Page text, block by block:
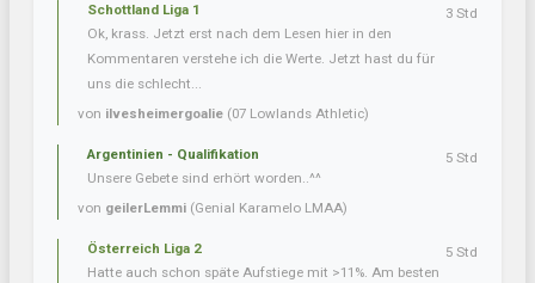
Schottland Liga 1
Ok, krass. Jetzt erst nach dem Lesen hier in den
Kommentaren verstehe ich die Werte. Jetzt hast du für
uns die schlecht...
von ilvesheimergoalie (07 Lowlands Athletic)
3 Std
Argentinien - Qualifikation
Unsere Gebete sind erhört worden..^^
von geilerLemmi (Genial Karamelo LMAA)
5 Std
Österreich Liga 2
Hatte auch schon späte Aufstiege mit >11%. Am besten
5 Std